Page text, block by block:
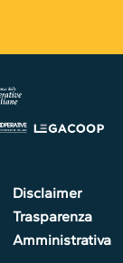
Disclaimer
Trasparenza
Amministrativa